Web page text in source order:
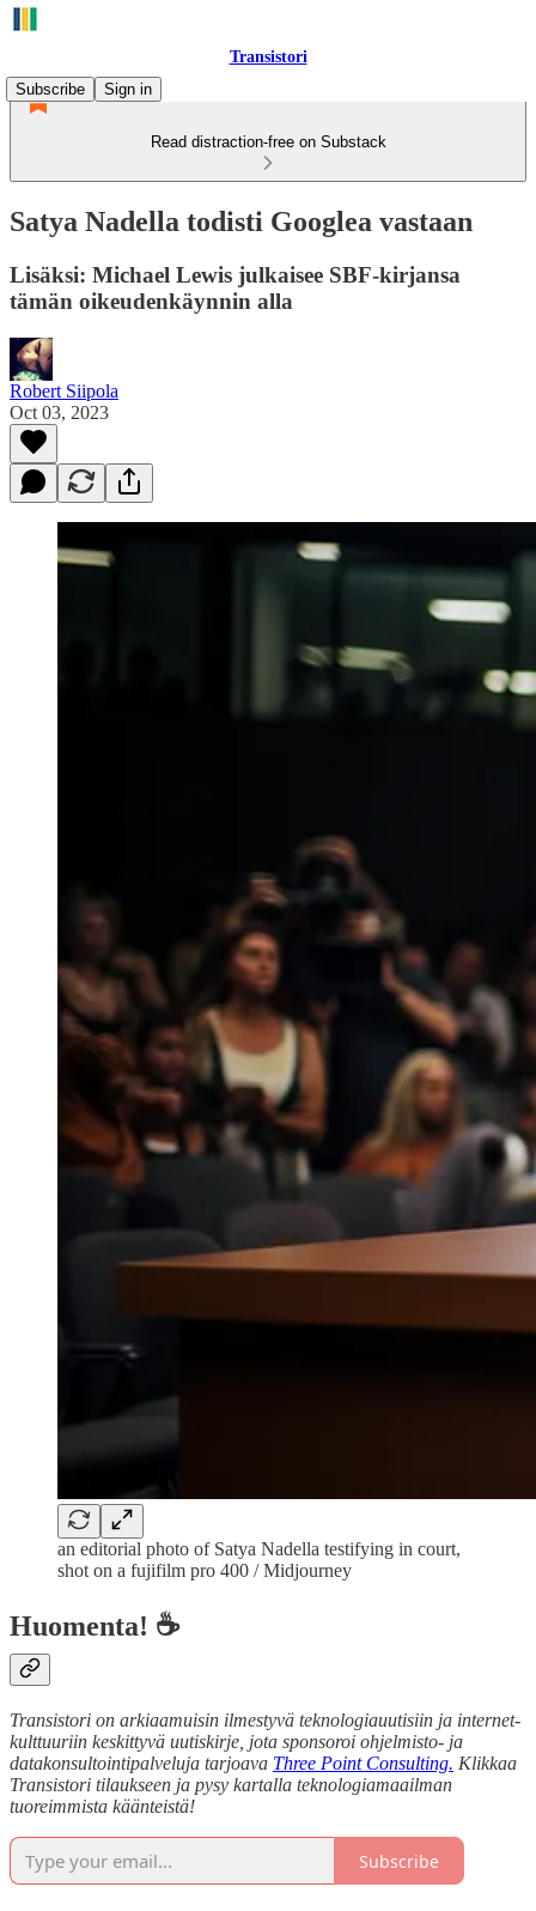
Transistori
Subscribe
Sign in
Read distraction-free on Substack
Satya Nadella todisti Googlea vastaan
Lisäksi: Michael Lewis julkaisee SBF-kirjansa
tämän oikeudenkäynnin alla
Robert Siipola
Oct 03, 2023
an editorial photo of Satya Nadella testifying in court,
shot on a fujifilm pro 400 / Midjourney
Huomenta! ☕
Transistori on arkiaamuisin ilmestyvä teknologiauutisiin ja internet-
kulttuuriin keskittyvä uutiskirje, jota sponsoroi ohjelmisto- ja
datakonsultointipalveluja tarjoava Three Point Consulting. Klikkaa
Transistori tilaukseen ja pysy kartalla teknologiamaailman
tuoreimmista käänteistä!
Subscribe